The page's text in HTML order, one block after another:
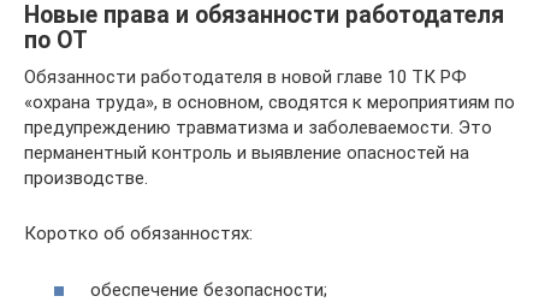
Новые права и обязанности работодателя
по ОТ
Обязанности работодателя в новой главе 10 ТК РФ
«охрана труда», в основном, сводятся к мероприятиям по
предупреждению травматизма и заболеваемости. Это
перманентный контроль и выявление опасностей на
производстве.
Коротко об обязанностях:
обеспечение безопасности;